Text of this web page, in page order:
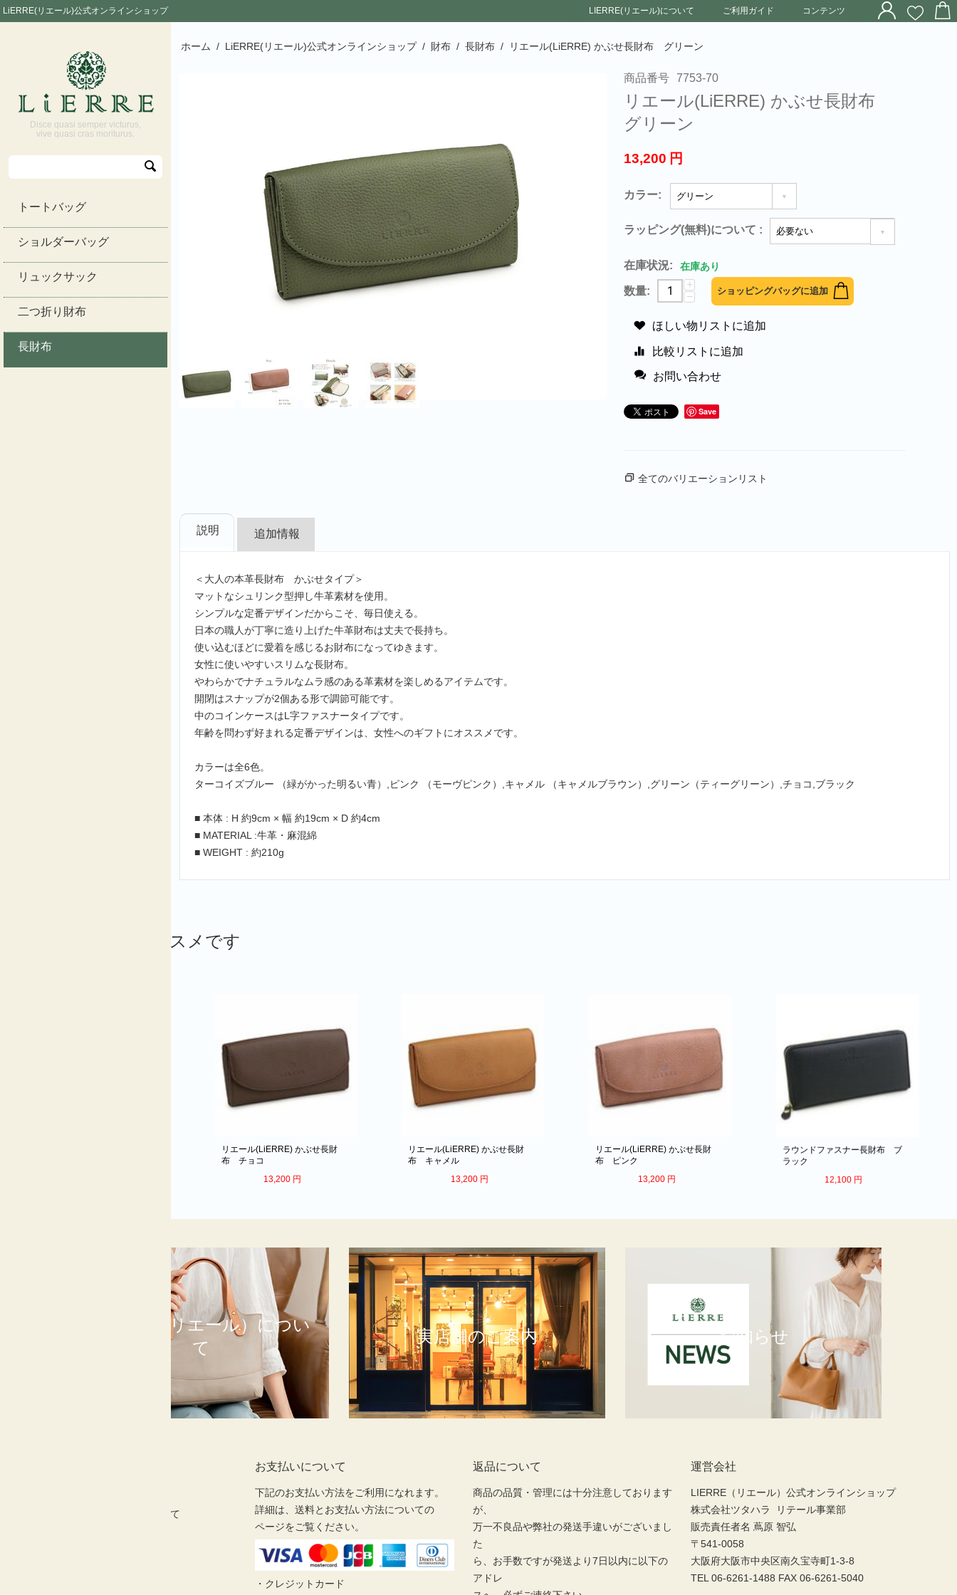
LiERRE(リエール)公式オンラインショップ LIERRE(リエール)について ご利用ガイド コンテンツ
Disce quasi semper victurus,
vive quasi cras moriturus.
トートバッグ
ショルダーバッグ
リュックサック
二つ折り財布
長財布
ホーム / LiERRE(リエール)公式オンラインショップ / 財布 / 長財布 / リエール(LiERRE) かぶせ長財布 グリーン
商品番号 7753-70
リエール(LiERRE) かぶせ長財布
グリーン
13,200 円
カラー:
ラッピング(無料)について :
在庫状況: 在庫あり
数量:
+
−
ショッピングバッグに追加
ほしい物リストに追加
比較リストに追加
お問い合わせ
Save
全てのバリエーションリスト
説明 追加情報
＜大人の本革長財布 かぶせタイプ＞
マットなシュリンク型押し牛革素材を使用。
シンプルな定番デザインだからこそ、毎日使える。
日本の職人が丁寧に造り上げた牛革財布は丈夫で長持ち。
使い込むほどに愛着を感じるお財布になってゆきます。
女性に使いやすいスリムな長財布。
やわらかでナチュラルなムラ感のある革素材を楽しめるアイテムです。
開閉はスナップが2個ある形で調節可能です。
中のコインケースはL字ファスナータイプです。
年齢を問わず好まれる定番デザインは、女性へのギフトにオススメです。
カラーは全6色。
ターコイズブルー （緑がかった明るい青）,ピンク （モーヴピンク）,キャメル （キャメルブラウン）,グリーン（ティーグリーン）,チョコ,ブラック
■ 本体 : H 約9cm × 幅 約19cm × D 約4cm
■ MATERIAL :牛革・麻混綿
■ WEIGHT : 約210g
こんな商品もオススメです
リエール(LiERRE) かぶせ長財
布 チョコ
13,200 円
リエール(LiERRE) かぶせ長財
布 キャメル
13,200 円
リエール(LiERRE) かぶせ長財
布 ピンク
13,200 円
ラウンドファスナー長財布 ブ
ラック
12,100 円
LIERRE（リエール）につい
て
実店舗のご案内 お知らせ
LiERRE(リエール)について
お支払いについて
下記のお支払い方法をご利用になれます。
詳細は、送料とお支払い方法についての
ページをご覧ください。
・クレジットカード
返品について
商品の品質・管理には十分注意しております
が、
万一不良品や弊社の発送手違いがございまし
た
ら、お手数ですが発送より7日以内に以下の
アドレ
運営会社
LIERRE（リエール）公式オンラインショップ
株式会社ツタハラ リテール事業部
販売責任者名 蔦原 智弘
〒541-0058
大阪府大阪市中央区南久宝寺町1-3-8
TEL 06-6261-1488 FAX 06-6261-5040